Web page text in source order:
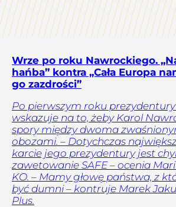
Wrze po roku Nawrockiego.
hańba” kontra „Cała Europa
go zazdrości”
Po pierwszym roku
wskazuje na to, żeby Karol
spory między dwoma
obozami. – Dotychczas
karcie jego prezydentury jest
zawetowanie SAFE – ocenia
KO. – Mamy głowę państwa, z
być dumni – kontruje Marek
Plus.